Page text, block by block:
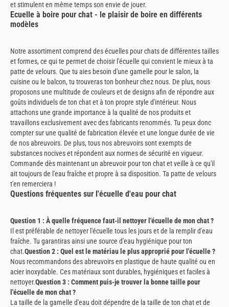
et stimulent en même temps son envie de jouer.
Ecuelle à boire pour chat - le plaisir de boire en différents
modèles
Notre assortiment comprend des écuelles pour chats de différentes tailles
et formes, ce qui te permet de choisir l'écuelle qui convient le mieux à ta
patte de velours. Que tu aies besoin d'une gamelle pour le salon, la
cuisine ou le balcon, tu trouveras ton bonheur chez nous. De plus, nous
proposons une multitude de couleurs et de designs afin de répondre aux
goûts individuels de ton chat et à ton propre style d'intérieur. Nous
attachons une grande importance à la qualité de nos produits et
travaillons exclusivement avec des fabricants renommés. Tu peux donc
compter sur une qualité de fabrication élevée et une longue durée de vie
de nos abreuvoirs. De plus, tous nos abreuvoirs sont exempts de
substances nocives et répondent aux normes de sécurité en vigueur.
Commande dès maintenant un abreuvoir pour ton chat et veille à ce qu'il
ait toujours de l'eau fraîche et propre à sa disposition. Ta patte de velours
t'en remerciera !
Questions fréquentes sur l'écuelle d'eau pour chat
Question 1 : À quelle fréquence faut-il nettoyer l'écuelle de mon chat ?
Il est préférable de nettoyer l'écuelle tous les jours et de la remplir d'eau
fraîche. Tu garantiras ainsi une source d'eau hygiénique pour ton
chat.Question 2 : Quel est le matériau le plus approprié pour l'écuelle ?
Nous recommandons des abreuvoirs en plastique de haute qualité ou en
acier inoxydable. Ces matériaux sont durables, hygiéniques et faciles à
nettoyer.Question 3 : Comment puis-je trouver la bonne taille pour
l'écuelle de mon chat ?
La taille de la gamelle d'eau doit dépendre de la taille de ton chat et de